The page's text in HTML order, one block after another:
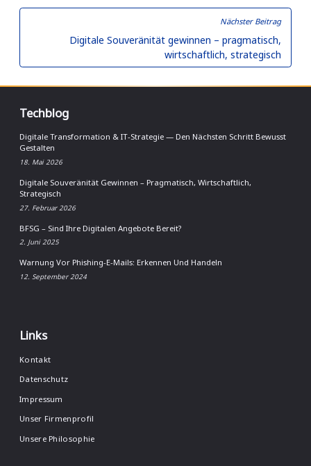
Nächster Beitrag
Digitale Souveränität gewinnen – pragmatisch,
wirtschaftlich, strategisch
Techblog
Digitale Transformation & IT-Strategie — Den Nächsten Schritt Bewusst
Gestalten
18. Mai 2026
Digitale Souveränität Gewinnen – Pragmatisch, Wirtschaftlich,
Strategisch
27. Februar 2026
BFSG – Sind Ihre Digitalen Angebote Bereit?
2. Juni 2025
Warnung Vor Phishing-E-Mails: Erkennen Und Handeln
12. September 2024
Links
Kontakt
Datenschutz
Impressum
Unser Firmenprofil
Unsere Philosophie